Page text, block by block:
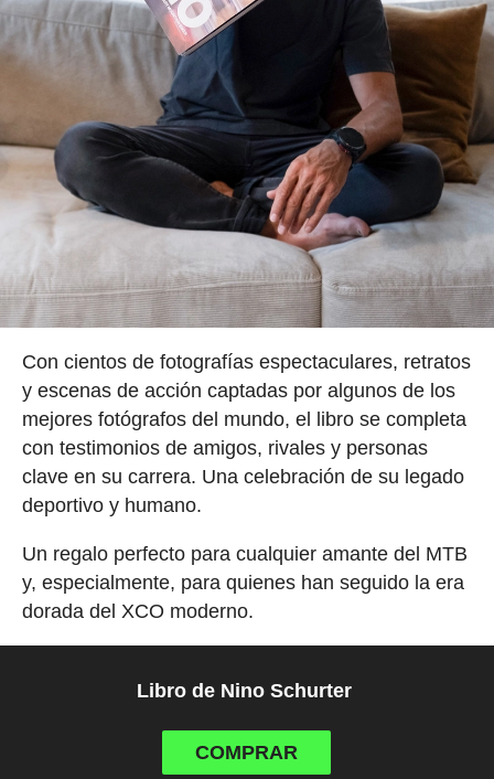
Con cientos de fotografías espectaculares, retratos
y escenas de acción captadas por algunos de los
mejores fotógrafos del mundo, el libro se completa
con testimonios de amigos, rivales y personas
clave en su carrera. Una celebración de su legado
deportivo y humano.
Un regalo perfecto para cualquier amante del MTB
y, especialmente, para quienes han seguido la era
dorada del XCO moderno.
Libro de Nino Schurter
COMPRAR